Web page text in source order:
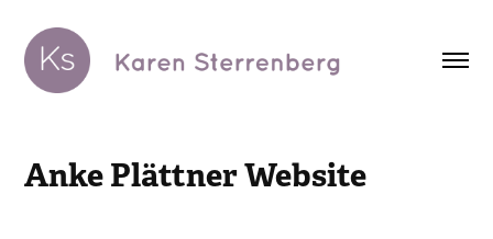
Anke Plättner Website